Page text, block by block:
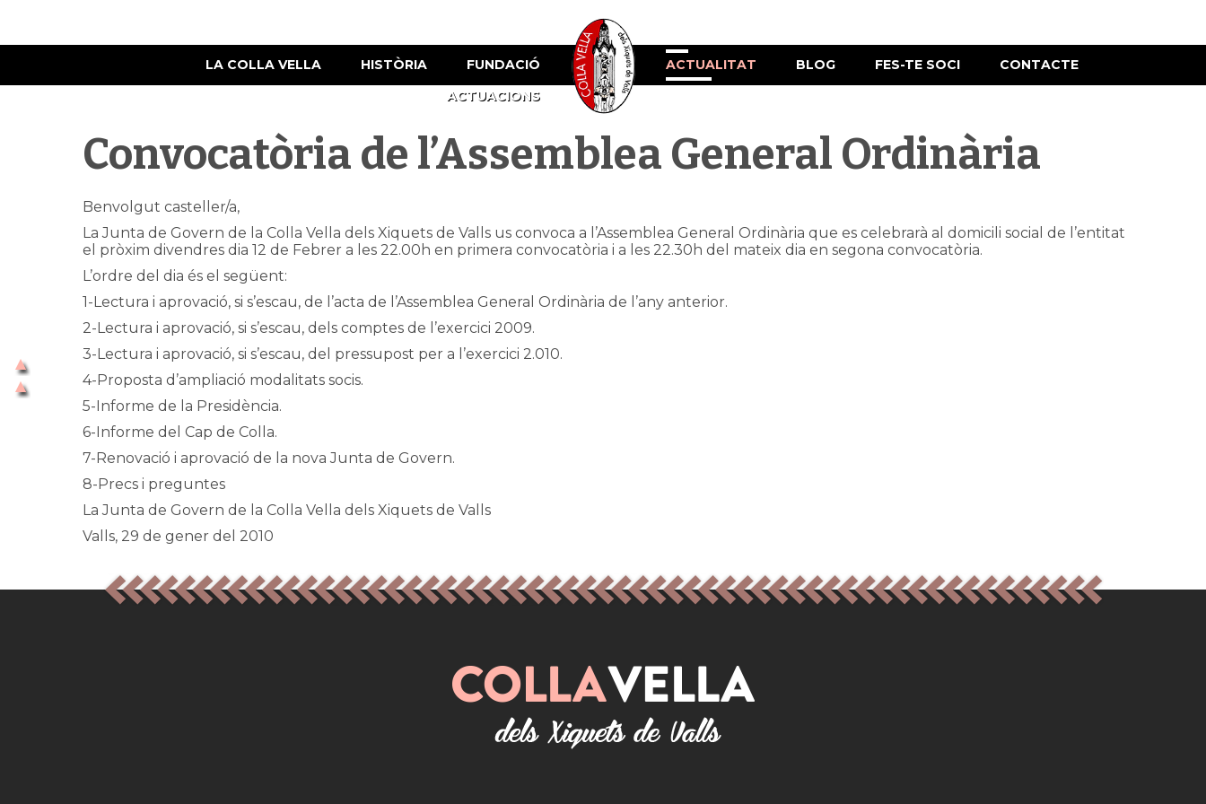
LA COLLA VELLA HISTÒRIA
FUNDACIÓ
ACTUACIONS
ACTUALITAT BLOG FES-TE SOCI CONTACTE
Convocatòria de l’Assemblea General Ordinària
Benvolgut casteller/a,
La Junta de Govern de la Colla Vella dels Xiquets de Valls us convoca a l’Assemblea General Ordinària que es celebrarà al domicili social de l’entitat
el pròxim divendres dia 12 de Febrer a les 22.00h en primera convocatòria i a les 22.30h del mateix dia en segona convocatòria.
L’ordre del dia és el següent:
1-Lectura i aprovació, si s’escau, de l’acta de l’Assemblea General Ordinària de l’any anterior.
2-Lectura i aprovació, si s’escau, dels comptes de l’exercici 2009.
3-Lectura i aprovació, si s’escau, del pressupost per a l’exercici 2.010.
4-Proposta d’ampliació modalitats socis.
5-Informe de la Presidència.
6-Informe del Cap de Colla.
7-Renovació i aprovació de la nova Junta de Govern.
8-Precs i preguntes
La Junta de Govern de la Colla Vella dels Xiquets de Valls
Valls, 29 de gener del 2010